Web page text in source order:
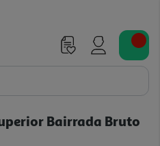
Bairrada Bruto